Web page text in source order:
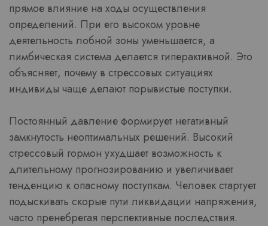
прямое влияние на ходы осуществления
определений. При его высоком уровне
деятельность лобной зоны уменьшается, а
лимбическая система делается гиперактивной. Это
объясняет, почему в стрессовых ситуациях
индивиды чаще делают порывистые поступки.
Постоянный давление формирует негативный
замкнутость неоптимальных решений. Высокий
стрессовый гормон ухудшает возможность к
длительному прогнозированию и увеличивает
тенденцию к опасному поступкам. Человек стартует
подыскивать скорые пути ликвидации напряжения,
часто пренебрегая перспективные последствия.